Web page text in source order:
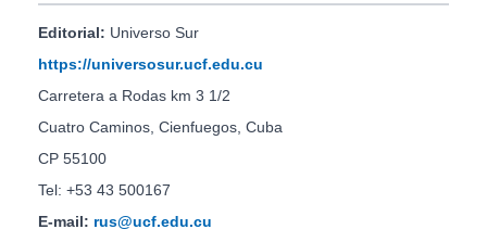
Editorial: Universo Sur
https://universosur.ucf.edu.cu
Carretera a Rodas km 3 1/2
Cuatro Caminos, Cienfuegos, Cuba
CP 55100
Tel: +53 43 500167
E-mail: rus@ucf.edu.cu